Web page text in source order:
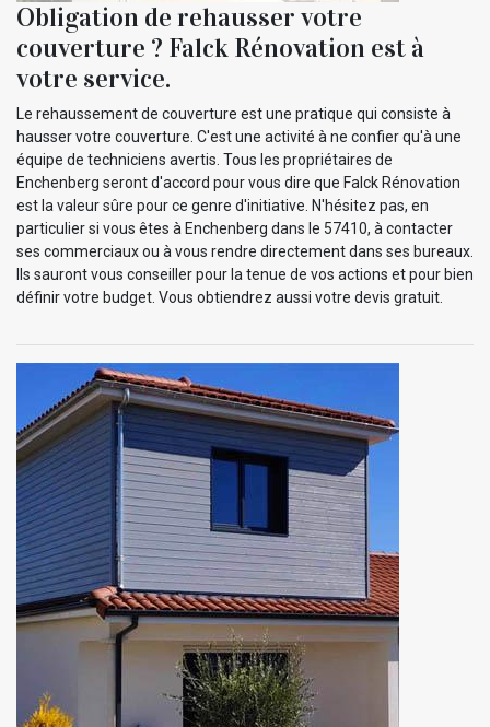
Obligation de rehausser votre
couverture ? Falck Rénovation est à
votre service.
Le rehaussement de couverture est une pratique qui consiste à
hausser votre couverture. C'est une activité à ne confier qu'à une
équipe de techniciens avertis. Tous les propriétaires de
Enchenberg seront d'accord pour vous dire que Falck Rénovation
est la valeur sûre pour ce genre d'initiative. N'hésitez pas, en
particulier si vous êtes à Enchenberg dans le 57410, à contacter
ses commerciaux ou à vous rendre directement dans ses bureaux.
Ils sauront vous conseiller pour la tenue de vos actions et pour bien
définir votre budget. Vous obtiendrez aussi votre devis gratuit.